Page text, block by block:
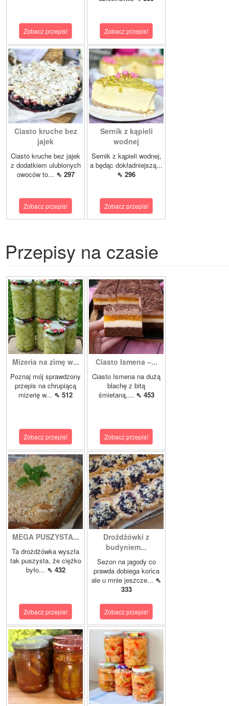
Zobacz przepis! Zobacz przepis!
Ciasto kruche bez
jajek
Ciasto kruche bez jajek
z dodatkiem ulubionych
owoców to... ⇖ 297
Zobacz przepis!
Sernik z kąpieli
wodnej
Sernik z kąpieli wodnej,
a będąc dokładniejszą...
⇖ 296
Zobacz przepis!
Przepisy na czasie
Mizeria na zimę w...
Poznaj mój sprawdzony
przepis na chrupiącą
mizerię w... ⇖ 512
Zobacz przepis!
Ciasto Ismena –...
Ciasto Ismena na dużą
blachę z bitą
śmietaną,... ⇖ 453
Zobacz przepis!
MEGA PUSZYSTA...
Ta drożdżówka wyszła
tak puszysta, że ciężko
było... ⇖ 432
Zobacz przepis!
Drożdżówki z
budyniem...
Sezon na jagody co
prawda dobiega końca
ale u mnie jeszcze... ⇖
333
Zobacz przepis!